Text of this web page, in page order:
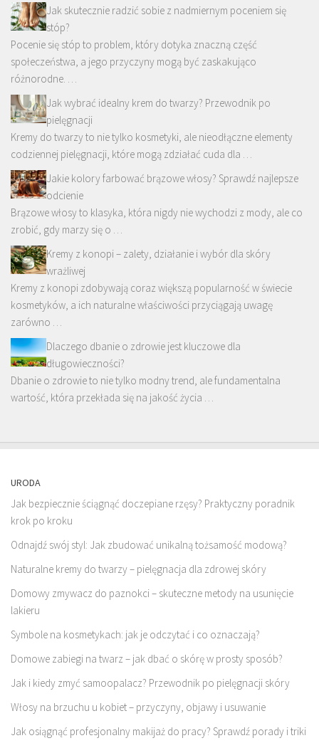
Jak skutecznie radzić sobie z nadmiernym poceniem się
stóp?
Pocenie się stóp to problem, który dotyka znaczną część
społeczeństwa, a jego przyczyny mogą być zaskakująco
różnorodne. …
Jak wybrać idealny krem do twarzy? Przewodnik po
pielęgnacji
Kremy do twarzy to nie tylko kosmetyki, ale nieodłączne elementy
codziennej pielęgnacji, które mogą zdziałać cuda dla …
Jakie kolory farbować brązowe włosy? Sprawdź najlepsze
odcienie
Brązowe włosy to klasyka, która nigdy nie wychodzi z mody, ale co
zrobić, gdy marzy się o …
Kremy z konopi – zalety, działanie i wybór dla skóry
wrażliwej
Kremy z konopi zdobywają coraz większą popularność w świecie
kosmetyków, a ich naturalne właściwości przyciągają uwagę
zarówno …
Dlaczego dbanie o zdrowie jest kluczowe dla
długowieczności?
Dbanie o zdrowie to nie tylko modny trend, ale fundamentalna
wartość, która przekłada się na jakość życia …
URODA
Jak bezpiecznie ściągnąć doczepiane rzęsy? Praktyczny poradnik
krok po kroku
Odnajdź swój styl: Jak zbudować unikalną tożsamość modową?
Naturalne kremy do twarzy – pielęgnacja dla zdrowej skóry
Domowy zmywacz do paznokci – skuteczne metody na usunięcie
lakieru
Symbole na kosmetykach: jak je odczytać i co oznaczają?
Domowe zabiegi na twarz – jak dbać o skórę w prosty sposób?
Jak i kiedy zmyć samoopalacz? Przewodnik po pielęgnacji skóry
Włosy na brzuchu u kobiet – przyczyny, objawy i usuwanie
Jak osiągnąć profesjonalny makijaż do pracy? Sprawdź porady i triki